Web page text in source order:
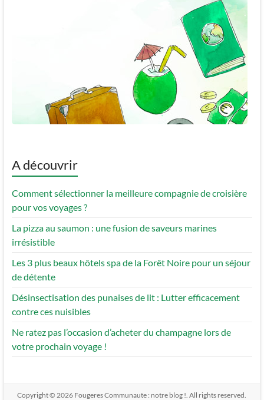
A découvrir
Comment sélectionner la meilleure compagnie de croisière
pour vos voyages ?
La pizza au saumon : une fusion de saveurs marines
irrésistible
Les 3 plus beaux hôtels spa de la Forêt Noire pour un séjour
de détente
Désinsectisation des punaises de lit : Lutter efficacement
contre ces nuisibles
Ne ratez pas l’occasion d’acheter du champagne lors de
votre prochain voyage !
Copyright © 2026 Fougeres Communaute : notre blog !. All rights reserved.